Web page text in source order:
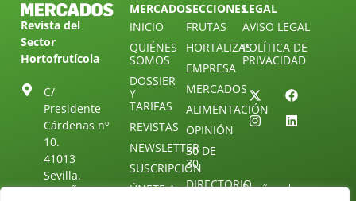
Revista del
Sector
Hortofrutícola
C/
Presidente
Cárdenas nº
10.
41013
Sevilla.
ESPAÑA
MERCADOS
INICIO
QUIÉNES
SOMOS
DOSSIER
Y
TARIFAS
REVISTAS
NEWSLETTER
SUSCRIPCIÓN
ÚNETE A
SECCIONES
FRUTAS
HORTALIZAS
EMPRESA
MERCADOS
ALIMENTACIÓN
OPINIÓN
30 DE
30
DIRECTORIO
LEGAL
AVISO LEGAL
POLÍTICA DE
PRIVACIDAD
Diseño web: